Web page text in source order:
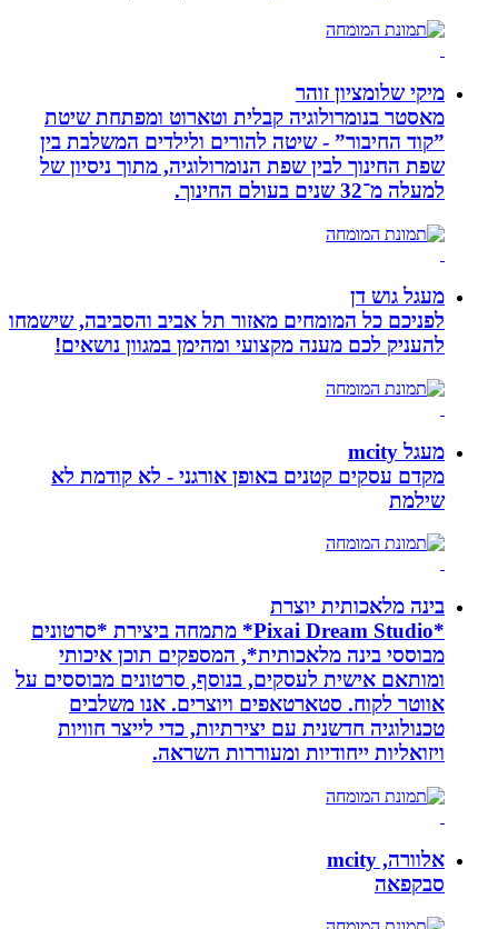
מיקי שלומציון זוהר
מאסטר בנומרולוגיה קבלית וטארוט ומפתחת שיטת
”קוד החיבור” - שיטה להורים ולילדים המשלבת בין
שפת החינוך לבין שפת הנומרולוגיה, מתוך ניסיון של
למעלה מ־32 שנים בעולם החינוך.
מעגל גוש דן
לפניכם כל המומחים מאזור תל אביב והסביבה, שישמחו
להעניק לכם מענה מקצועי ומהימן במגוון נושאים!
מעגל mcity
מקדם עסקים קטנים באופן אורגני - לא קודמת לא
שילמת
בינה מלאכותית יוצרת
*Pixai Dream Studio* מתמחה ביצירת *סרטונים
מבוססי בינה מלאכותית*, המספקים תוכן איכותי
ומותאם אישית לעסקים, בנוסף, סרטונים מבוססים על
אווטר לקוח. סטארטאפים ויוצרים. אנו משלבים
טכנולוגיה חדשנית עם יצירתיות, כדי לייצר חוויות
ויזואליות ייחודיות ומעוררות השראה.
אלוורה, mcity
סבקפאה